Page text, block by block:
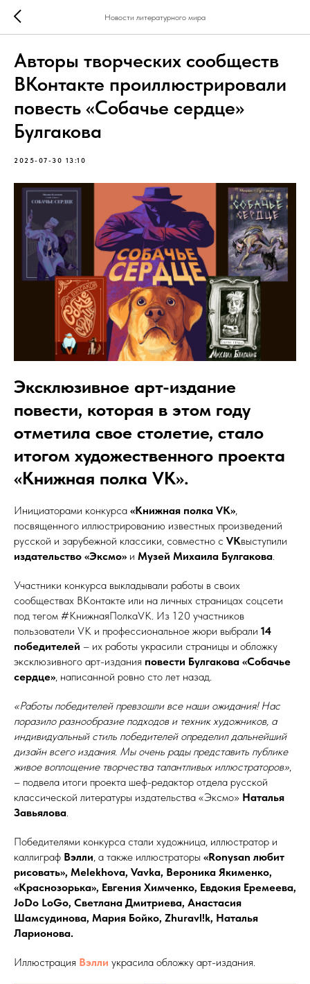
Новости литературного мира
Авторы творческих сообществ
ВКонтакте проиллюстрировали
повесть «Собачье сердце»
Булгакова
2025-07-30 13:10
Эксклюзивное арт-издание
повести, которая в этом году
отметила свое столетие, стало
итогом художественного проекта
«Книжная полка VK».
Инициаторами конкурса «Книжная полка VK»,
посвященного иллюстрированию известных произведений
русской и зарубежной классики, совместно с VKвыступили
издательство «Эксмо» и Музей Михаила Булгакова.
Участники конкурса выкладывали работы в своих
сообществах ВКонтакте или на личных страницах соцсети
под тегом #КнижнаяПолкаVK. Из 120 участников
пользователи VK и профессиональное жюри выбрали 14
победителей – их работы украсили страницы и обложку
эксклюзивного арт-издания повести Булгакова «Собачье
сердце», написанной ровно сто лет назад.
«Работы победителей превзошли все наши ожидания! Нас
поразило разнообразие подходов и техник художников, а
индивидуальный стиль победителей определил дальнейший
дизайн всего издания. Мы очень рады представить публике
живое воплощение творчества талантливых иллюстраторов»,
– подвела итоги проекта шеф-редактор отдела русской
классической литературы издательства «Эксмо» Наталья
Завьялова.
Победителями конкурса стали художница, иллюстратор и
каллиграф Вэлли, а также иллюстраторы «Ronysan любит
рисовать», Melekhova, Vavka, Вероника Якименко,
«Краснозорька», Евгения Химченко, Евдокия Еремеева,
JoDo LoGo, Светлана Дмитриева, Анастасия
Шамсудинова, Мария Бойко, Zhuravl!k, Наталья
Ларионова.
Иллюстрация Вэлли украсила обложку арт-издания.